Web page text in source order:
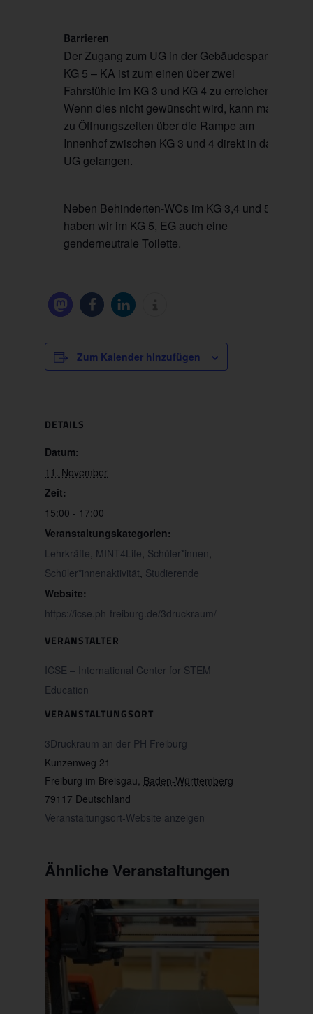
Barrieren
Der Zugang zum UG in der Gebäudespange
KG 5 – KA ist zum einen über zwei
Fahrstühle im KG 3 und KG 4 zu erreichen.
Wenn dies nicht gewünscht wird, kann man
zu Öffnungszeiten über die Rampe am
Innenhof zwischen KG 3 und 4 direkt in das
UG gelangen.
Neben Behinderten-WCs im KG 3,4 und 5
haben wir im KG 5, EG auch eine
genderneutrale Toilette.
Zum Kalender hinzufügen
DETAILS
Datum:
11. November
Zeit:
15:00 - 17:00
Veranstaltungskategorien:
Lehrkräfte, MINT4Life, Schüler*innen,
Schüler*innenaktivität, Studierende
Website:
https://icse.ph-freiburg.de/3druckraum/
VERANSTALTUNGSORT
3Druckraum an der PH Freiburg
Kunzenweg 21
Freiburg im Breisgau, Baden-Württemberg
79117 Deutschland
Veranstaltungsort-Website anzeigen
VERANSTALTER
ICSE – International Center for STEM
Education
Ähnliche Veranstaltungen